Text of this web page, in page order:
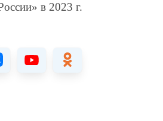
в 2023 г.